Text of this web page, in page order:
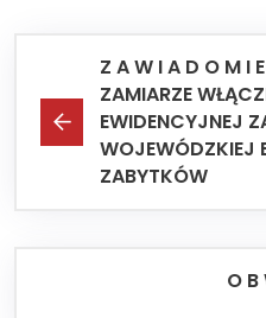
Z A W I A D O M I
ZAMIARZE
EWIDENCYJNEJ
WOJEWÓDZKIEJ
ZABYTKÓW
O B